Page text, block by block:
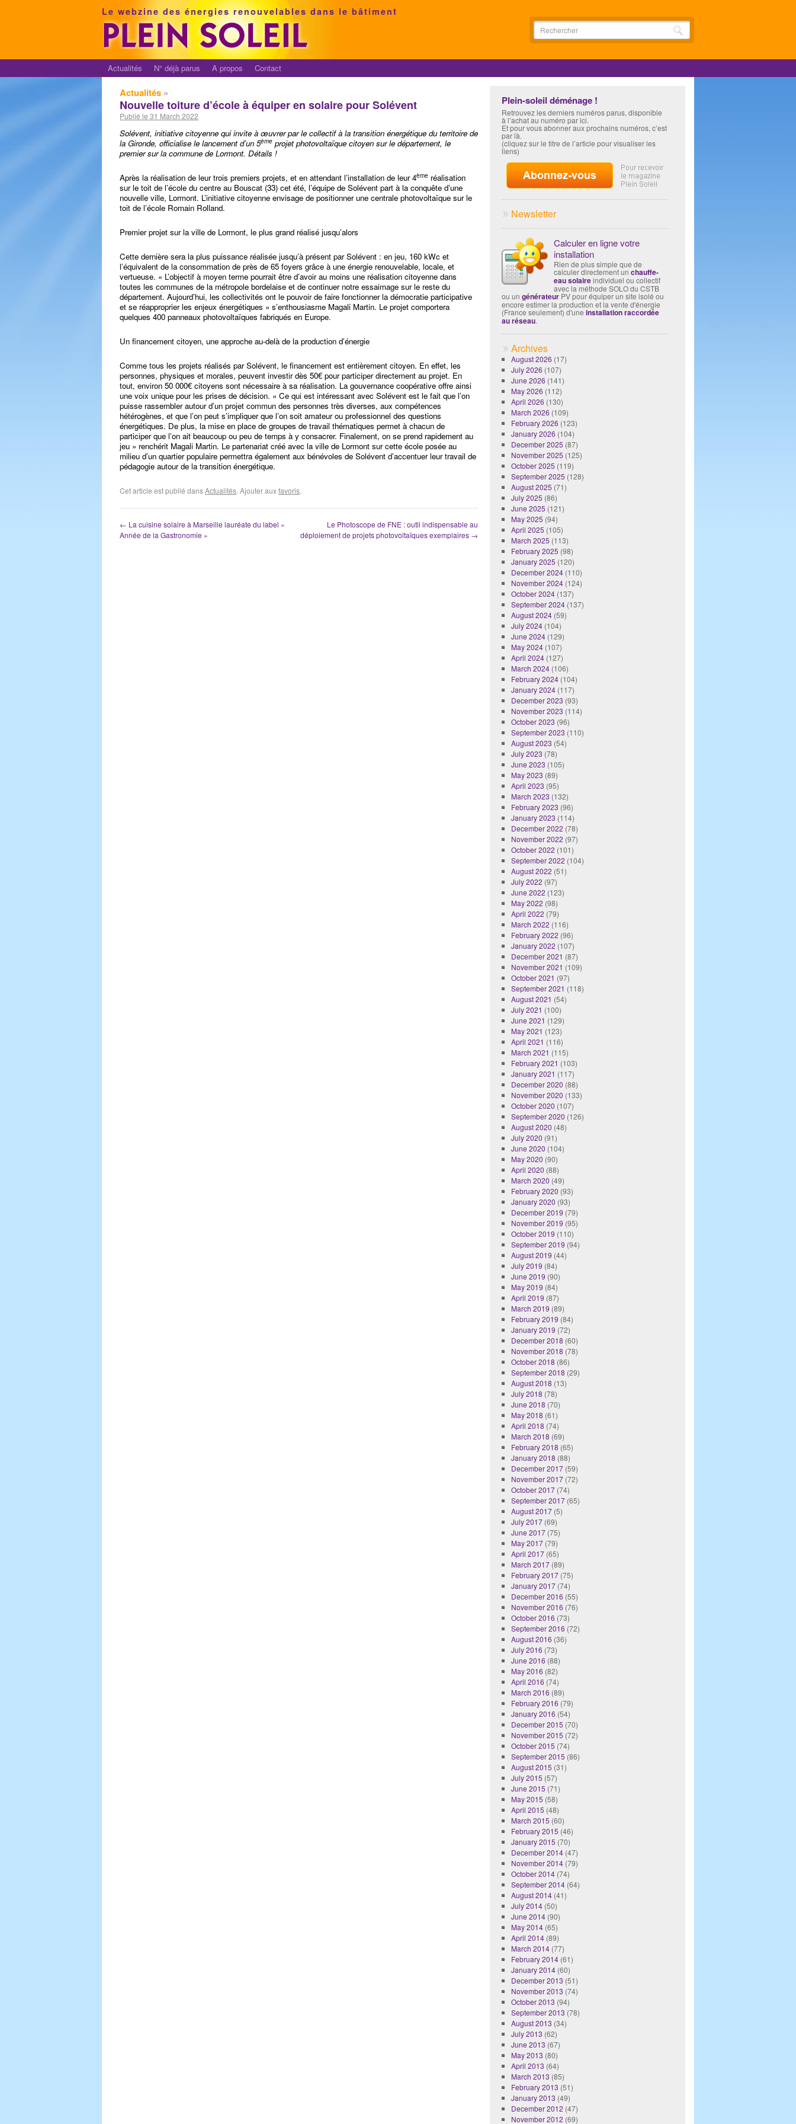
Le webzine des énergies renouvelables dans le bâtiment
Actualités N° déjà parus A propos Contact
Actualités »
Nouvelle toiture d’école à équiper en solaire pour Solévent
Publié le 31 March 2022
Solévent, initiative citoyenne qui invite à œuvrer par le collectif à la transition énergétique du territoire de
la Gironde, officialise le lancement d’un 5ème projet photovoltaïque citoyen sur le département, le
premier sur la commune de Lormont. Détails !
Après la réalisation de leur trois premiers projets, et en attendant l’installation de leur 4ème réalisation
sur le toit de l’école du centre au Bouscat (33) cet été, l’équipe de Solévent part à la conquête d’une
nouvelle ville, Lormont. L’initiative citoyenne envisage de positionner une centrale photovoltaïque sur le
toit de l’école Romain Rolland.
Premier projet sur la ville de Lormont, le plus grand réalisé jusqu’alors
Cette dernière sera la plus puissance réalisée jusqu’à présent par Solévent : en jeu, 160 kWc et
l’équivalent de la consommation de près de 65 foyers grâce à une énergie renouvelable, locale, et
vertueuse. « L’objectif à moyen terme pourrait être d’avoir au moins une réalisation citoyenne dans
toutes les communes de la métropole bordelaise et de continuer notre essaimage sur le reste du
département. Aujourd’hui, les collectivités ont le pouvoir de faire fonctionner la démocratie participative
et se réapproprier les enjeux énergétiques » s’enthousiasme Magali Martin. Le projet comportera
quelques 400 panneaux photovoltaïques fabriqués en Europe.
Un financement citoyen, une approche au-delà de la production d’énergie
Comme tous les projets réalisés par Solévent, le financement est entièrement citoyen. En effet, les
personnes, physiques et morales, peuvent investir dès 50€ pour participer directement au projet. En
tout, environ 50 000€ citoyens sont nécessaire à sa réalisation. La gouvernance coopérative offre ainsi
une voix unique pour les prises de décision. « Ce qui est intéressant avec Solévent est le fait que l’on
puisse rassembler autour d’un projet commun des personnes très diverses, aux compétences
hétérogènes, et que l’on peut s’impliquer que l’on soit amateur ou professionnel des questions
énergétiques. De plus, la mise en place de groupes de travail thématiques permet à chacun de
participer que l’on ait beaucoup ou peu de temps à y consacrer. Finalement, on se prend rapidement au
jeu » renchérit Magali Martin. Le partenariat créé avec la ville de Lormont sur cette école posée au
milieu d’un quartier populaire permettra également aux bénévoles de Solévent d’accentuer leur travail de
pédagogie autour de la transition énergétique.
Cet article est publié dansActualités. Ajouter auxfavoris.
← La cuisine solaire à Marseille lauréate du label «
Année de la Gastronomie »
Le Photoscope de FNE : outil indispensable au
déploiement de projets photovoltaïques exemplaires →
Plein-soleil déménage !
Retrouvez les derniers numéros parus, disponible
à l’achat au numéro par ici.
Et pour vous abonner aux prochains numéros, c’est
par là.
(cliquez sur le titre de l’article pour visualiser les
liens)
Newsletter
Calculer en ligne votre
installation
Rien de plus simple que de
calculer directement un chauffe-
eau solaireindividuel ou collectif
avec la méthode SOLO du CSTB
ou un générateur PV pour équiper un site isolé ou
encore estimer la production et la vente d'énergie
(France seulement) d'une installation raccordée
au réseau.
Archives
August 2026 (17)
July 2026 (107)
June 2026 (141)
May 2026 (112)
April 2026 (130)
March 2026 (109)
February 2026 (123)
January 2026 (104)
December 2025 (87)
November 2025 (125)
October 2025 (119)
September 2025 (128)
August 2025 (71)
July 2025 (86)
June 2025 (121)
May 2025 (94)
April 2025 (105)
March 2025 (113)
February 2025 (98)
January 2025 (120)
December 2024(110)
November 2024(124)
October 2024(137)
September 2024(137)
August 2024(59)
July 2024(104)
June 2024(129)
May 2024(107)
April 2024(127)
March 2024(106)
February 2024(104)
January 2024(117)
December 2023 (93)
November 2023 (114)
October 2023 (96)
September 2023 (110)
August 2023 (54)
July 2023 (78)
June 2023 (105)
May 2023 (89)
April 2023 (95)
March 2023 (132)
February 2023 (96)
January 2023 (114)
December 2022 (78)
November 2022 (97)
October 2022 (101)
September 2022 (104)
August 2022 (51)
July 2022 (97)
June 2022 (123)
May 2022 (98)
April 2022 (79)
March 2022 (116)
February 2022 (96)
January 2022 (107)
December 2021 (87)
November 2021 (109)
October 2021 (97)
September 2021 (118)
August 2021 (54)
July 2021 (100)
June 2021 (129)
May 2021 (123)
April 2021 (116)
March 2021 (115)
February 2021 (103)
January 2021 (117)
December 2020 (88)
November 2020 (133)
October 2020 (107)
September 2020 (126)
August 2020 (48)
July 2020 (91)
June 2020 (104)
May 2020 (90)
April 2020 (88)
March 2020 (49)
February 2020 (93)
January 2020 (93)
December 2019 (79)
November 2019 (95)
October 2019 (110)
September 2019 (94)
August 2019 (44)
July 2019 (84)
June 2019 (90)
May 2019 (84)
April 2019 (87)
March 2019 (89)
February 2019 (84)
January 2019 (72)
December 2018 (60)
November 2018 (78)
October 2018 (86)
September 2018 (29)
August 2018 (13)
July 2018 (78)
June 2018 (70)
May 2018 (61)
April 2018 (74)
March 2018 (69)
February 2018 (65)
January 2018 (88)
December 2017(59)
November 2017(72)
October 2017(74)
September 2017(65)
August 2017(5)
July 2017(69)
June 2017(75)
May 2017(79)
April 2017(65)
March 2017(89)
February 2017(75)
January 2017(74)
December 2016 (55)
November 2016 (76)
October 2016 (73)
September 2016 (72)
August 2016 (36)
July 2016 (73)
June 2016 (88)
May 2016 (82)
April 2016 (74)
March 2016 (89)
February 2016 (79)
January 2016 (54)
December 2015 (70)
November 2015 (72)
October 2015 (74)
September 2015 (86)
August 2015 (31)
July 2015 (57)
June 2015 (71)
May 2015 (58)
April 2015 (48)
March 2015 (60)
February 2015 (46)
January 2015 (70)
December 2014(47)
November 2014(79)
October 2014(74)
September 2014(64)
August 2014(41)
July 2014(50)
June 2014(90)
May 2014(65)
April 2014(89)
March 2014(77)
February 2014(61)
January 2014(60)
December 2013 (51)
November 2013 (74)
October 2013 (94)
September 2013 (78)
August 2013 (34)
July 2013 (62)
June 2013 (67)
May 2013 (80)
April 2013 (64)
March 2013 (85)
February 2013 (51)
January 2013 (49)
December 2012 (47)
November 2012 (69)